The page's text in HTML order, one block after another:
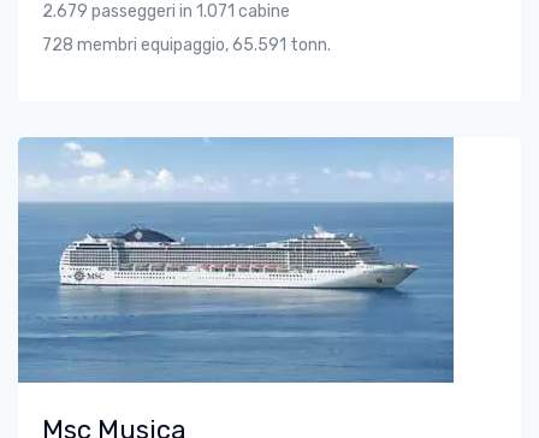
2.679 passeggeri in 1.071 cabine
728 membri equipaggio, 65.591 tonn.
Msc Musica